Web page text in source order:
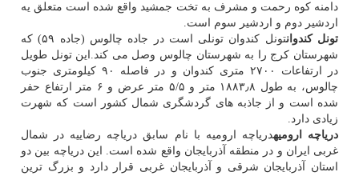
دامنه كوه رحمت و مشرف به تخت جمشید واقع شده است متعلق یه
اردشیر دوم و اردشیر سوم است.
تونل كندوان
تونل كندوان تونلی است در جاده چالوس (جاده ۵۹) كه
شهرستان كرج را به شهرستان چالوس وصل می كند.این تونل طویل
در ارتفاعات ۲۷۰۰ متری كندوان و در فاصله ۹۰ كیلومتری جنوب
چالوس، به طول ۱۸۸۳٫۸ متر و ۵/۵ متر عرض و ۶ متر ارتفاع حفر
شده است و از جاذبه های گردشگری شمال كشور است كه شهرت
زیادی دارد.
دریاچه ارومیهدریاچه ارومیه با نام سابق دریاچه رضاییه در شمال
غربی ایران و در منطقه آذربایجان واقع شده است. این دریاچه بین دو
استان آذربایجان شرقی و آذربایجان غربی قرار دارد و بزرگ ترین